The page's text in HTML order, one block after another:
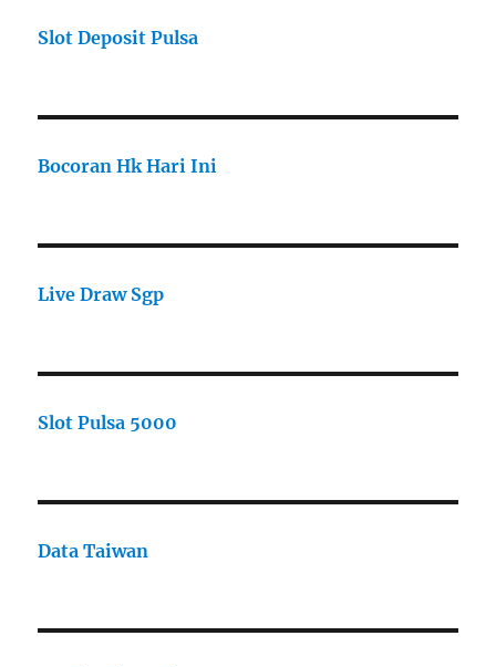
Slot Deposit Pulsa
Bocoran Hk Hari Ini
Live Draw Sgp
Slot Pulsa 5000
Data Taiwan